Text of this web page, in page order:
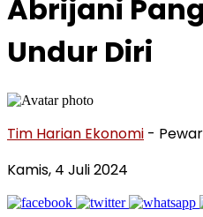
Abrijani
Undur Diri
Tim Harian Ekonomi -
Kamis, 4 Juli 2024